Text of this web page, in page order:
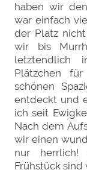
haben wir
war einfach
der Platz
wir bis
letztendlich
Plätzchen
schönen
entdeckt und
ich seit
Nach dem
wir einen
nur herrlich!
Frühstück sind